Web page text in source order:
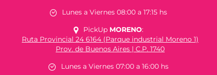
Lunes a Viernes 08:00 a 17:15 hs
PickUp MORENO:
Ruta Provincial 24 6164 (Parque industrial Moreno 1)
Prov. de Buenos Aires | C.P. 1740
Lunes a Viernes 07:00 a 16:00 hs